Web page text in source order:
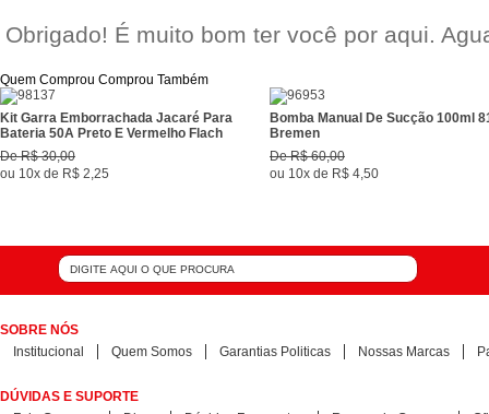
Obrigado! É muito bom ter você por aqui.
Quem Comprou Comprou Também
Kit Garra Emborrachada Jacaré Para
Bateria 50A Preto E Vermelho Flach
DeR$ 30,00
ou 10x de R$ 2,25
Bomba Manual De Sucção 100ml
Bremen
DeR$ 60,00
ou 10x de R$ 4,50
SOBRE NÓS
Institucional
Quem Somos Garantias Politicas Nossas Marcas
DÚVIDAS E SUPORTE